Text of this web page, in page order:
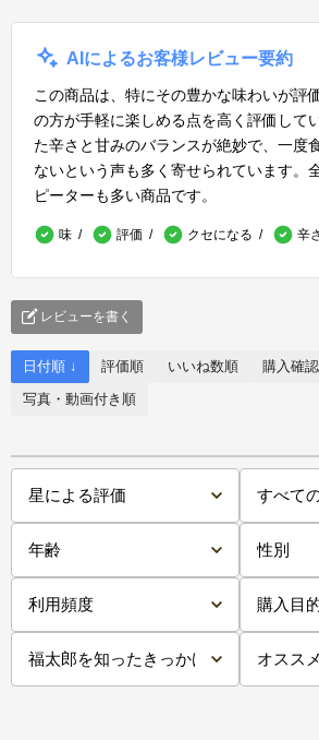
AIによるお客様レビュー要約
この商品は、特にその豊かな味わいが評
の方が手軽に楽しめる点を高く評価して
た辛さと甘みのバランスが絶妙で、一度
ないという声も多く寄せられています。
ピーターも多い商品です。
味 評価 クセになる 辛
レビューを書く
日付順 ↓ 評価順 いいね数順
購入確
写真・動画付き順